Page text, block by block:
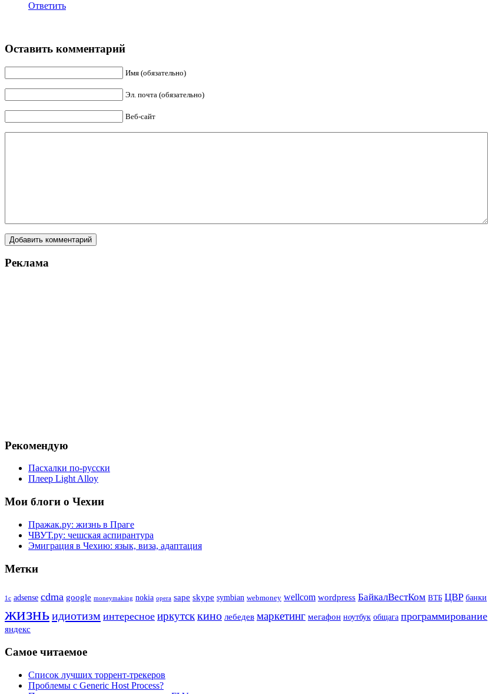
Ответить
Оставить комментарий
Имя (обязательно)
Эл. почта (обязательно)
Веб-сайт
Реклама
Рекомендую
Пасхалки по-русски
Плеер Light Alloy
Мои блоги о Чехии
Пражак.ру: жизнь в Праге
ЧВУТ.ру: чешская аспирантура
Эмиграция в Чехию: язык, виза, адаптация
Метки
1с adsense cdma google moneymaking nokia opera sape skype symbian webmoney wellcom wordpress БайкалВестКом ВТБ ЦВР банки
жизньидиотизм интересное иркутсккино лебедев маркетинг мегафон ноутбук общага программирование
яндекс
Самое читаемое
Список лучших торрент-трекеров
Проблемы с Generic Host Process?